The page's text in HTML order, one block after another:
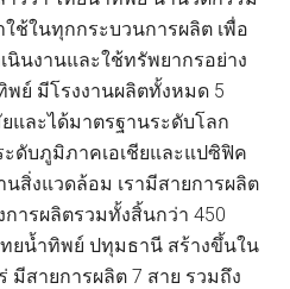
ช้ในทุกกระบวนการผลิต เพื่อ
นินงานและใช้ทรัพยากรอย่าง
ย์ มีโรงงานผลิตทั้งหมด 5
และได้มาตรฐานระดับโลก
ะดับภูมิภาคเอเชียและแปซิฟิค
สิ่งแวดล้อม เรามีสายการผลิต
ารผลิตรวมทั้งสิ้นกว่า 450
ยน้ำทิพย์ ปทุมธานี สร้างขึ้นใน
มีสายการผลิต 7 สาย รวมถึง